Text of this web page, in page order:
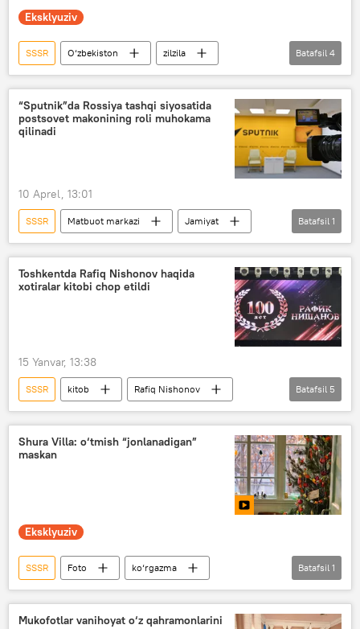
Eksklyuziv
SSSR O‘zbekiston
zilzila
tabiiy ofat
Sharof Rashidov
Analitika
Toshkent
Batafsil 4
“Sputnik”da Rossiya tashqi siyosatida
postsovet makonining roli muhokama
qilinadi
10 Aprel, 13:01
SSSR Matbuot markazi
Jamiyat
Rossiya
Batafsil 1
Toshkentda Rafiq Nishonov haqida
xotiralar kitobi chop etildi
15 Yanvar, 13:38
SSSR kitob
Rafiq Nishonov
Rossiya
Sergey Lavrov
Toshkent
Rossiya TIV
MDH
Batafsil 5
Shura Villa: o‘tmish “jonlanadigan”
maskan
Eksklyuziv
SSSR Foto
ko‘rgazma
Toshkent
Batafsil 1
Mukofotlar vanihoyat o‘z qahramonlarini